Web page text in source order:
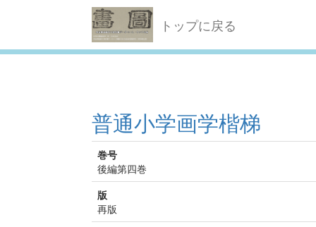
トップに戻る
普通小学画学楷梯
巻号
後編第四巻
版
再版